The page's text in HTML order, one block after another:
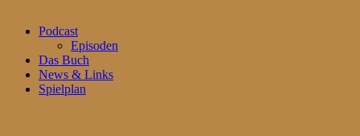
Podcast
Episoden
Das Buch
News & Links
Spielplan